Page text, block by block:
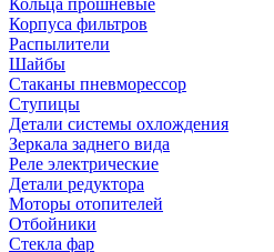
Кольца прошневые
Корпуса фильтров
Распылители
Шайбы
Стаканы пневморессор
Ступицы
Детали системы охлождения
Зеркала заднего вида
Реле электрические
Детали редуктора
Моторы отопителей
Отбойники
Стекла фар